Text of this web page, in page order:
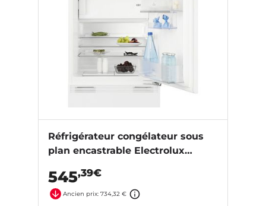
Réfrigérateur congélateur sous
plan encastrable Electrolux
545,39€
Ancien prix: 734,32 €